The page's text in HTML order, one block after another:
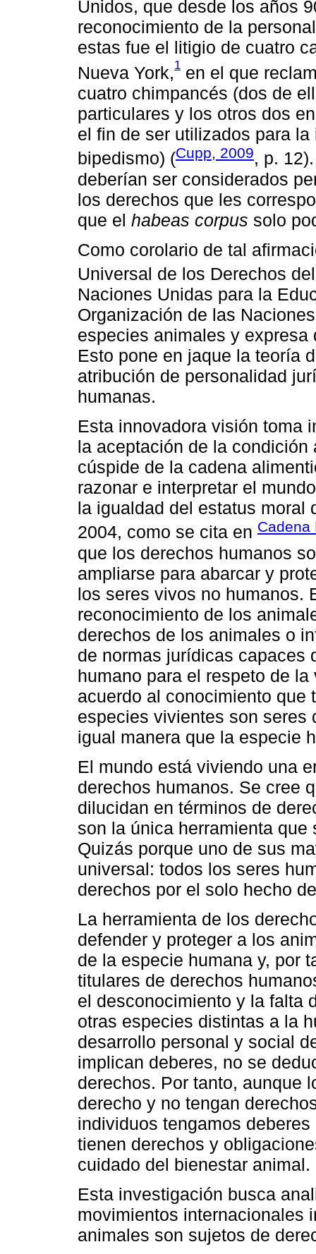
Unidos, que desde los años
reconocimiento de la
estas fue el litigio de cuatro
Nueva York,1 en el que
cuatro chimpancés (dos de
particulares y los otros dos
el fin de ser utilizados para
bipedismo) (Cupp, 2009, p.
deberían ser considerados
los derechos que les
que el habeas corpus solo
Como corolario de tal
Universal de los Derechos
Naciones Unidas para la
Organización de las
especies animales y expresa
Esto pone en jaque la teoría
atribución de personalidad
humanas.
Esta innovadora visión toma
la aceptación de la
cúspide de la cadena
razonar e interpretar el
la igualdad del estatus moral
2004, como se cita en Cadena
que los derechos humanos
ampliarse para abarcar y
los seres vivos no humanos.
reconocimiento de los
derechos de los animales o
de normas jurídicas capaces
humano para el respeto de
acuerdo al conocimiento que
especies vivientes son seres
igual manera que la especie
El mundo está viviendo una
derechos humanos. Se cree
dilucidan en términos de
son la única herramienta
Quizás porque uno de sus
universal: todos los seres
derechos por el solo hecho
La herramienta de los
defender y proteger a los
de la especie humana y, por
titulares de derechos
el desconocimiento y la falta
otras especies distintas a la
desarrollo personal y social
implican deberes, no se
derechos. Por tanto, aunque
derecho y no tengan
individuos tengamos
tienen derechos y
cuidado del bienestar animal.
Esta investigación busca
movimientos internacionales
animales son sujetos de